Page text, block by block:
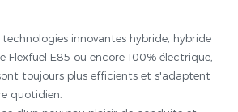
technologies innovantes hybride, hybride
Flexfuel E85 ou encore 100% électrique,
toujours plus efficients et s'adaptent
quotidien.